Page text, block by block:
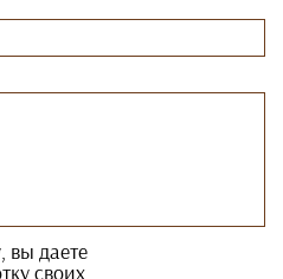
вы даете
своих